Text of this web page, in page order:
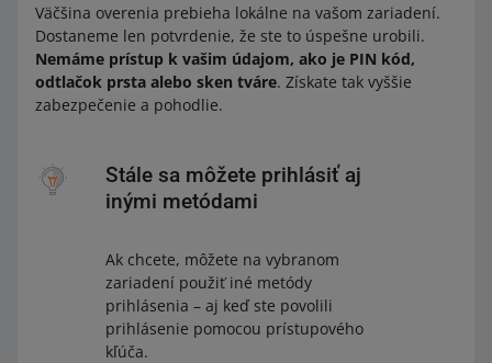
Väčšina overenia prebieha lokálne na vašom zariadení.
Dostaneme len potvrdenie, že ste to úspešne urobili.
Nemáme prístup k vašim údajom, ako je PIN kód,
odtlačok prsta alebo sken tváre. Získate tak vyššie
zabezpečenie a pohodlie.
Stále sa môžete prihlásiť aj
inými metódami
Ak chcete, môžete na vybranom
zariadení použiť iné metódy
prihlásenia – aj keď ste povolili
prihlásenie pomocou prístupového
kľúča.